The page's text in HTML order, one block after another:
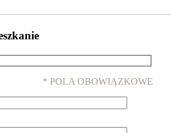
* POLA OBOWIĄZKOWE